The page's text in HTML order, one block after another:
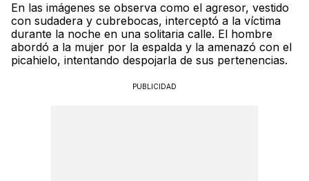
En las imágenes se observa como el agresor, vestido
con sudadera y cubrebocas, interceptó a la víctima
durante la noche en una solitaria calle. El hombre
abordó a la mujer por la espalda y la amenazó con el
picahielo, intentando despojarla de sus pertenencias.
PUBLICIDAD